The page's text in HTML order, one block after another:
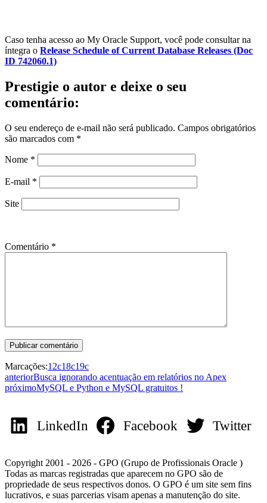
Caso tenha acesso ao My Oracle Support, você pode consultar na
íntegra o Release Schedule of Current Database Releases (Doc
ID 742060.1)
Prestigie o autor e deixe o seu
comentário:
O seu endereço de e-mail não será publicado. Campos obrigatórios
são marcados com *
Nome *
E-mail *
Site
Comentário *
Marcações:12c18c19c
anteriorBusca ignorando acentuação em relatórios no Apex
próximoMySQL e Python e MySQL gratuitos !
LinkedIn Facebook Twitter
Copyright 2001 - 2026 - GPO (Grupo de Profissionais Oracle )
Todas as marcas registradas que aparecem no GPO são de
propriedade de seus respectivos donos. O GPO é um site sem fins
lucrativos, e suas parcerias visam apenas a manutenção do site.